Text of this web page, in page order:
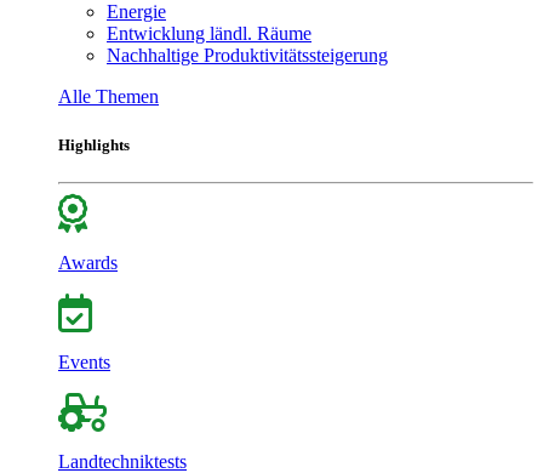
Energie
Entwicklung ländl. Räume
Nachhaltige Produktivitätssteigerung
Alle Themen
Highlights
Awards
Events
Landtechniktests